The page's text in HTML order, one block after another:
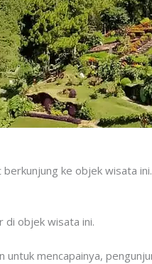
ke objek wisata
di objek wisata ini.
untuk mencapainya,